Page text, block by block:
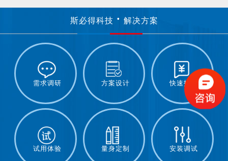
斯必得科技 解决方案
需求调研 方案设计 快速报价
试用体验 量身定制 安装调试